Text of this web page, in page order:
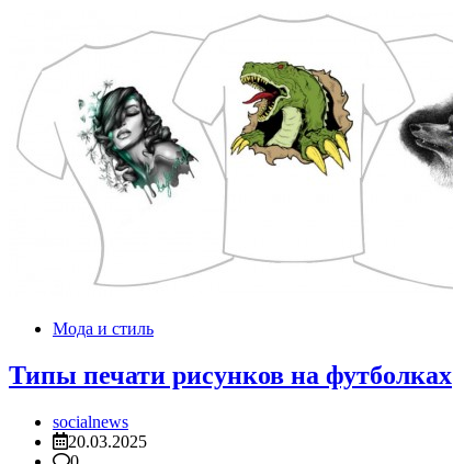
Мода и стиль
Типы печати рисунков на футболках
socialnews
20.03.2025